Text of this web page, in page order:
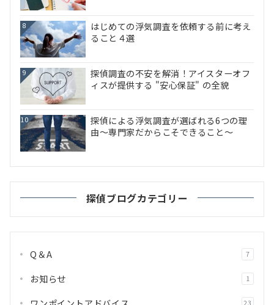
8
はじめての浮気調査を依頼する前に考え
ること４選
9
探偵調査の不安を解消！アイスターオフ
ィスが提供する "安心保証" の全貌
10
探偵による浮気調査が選ばれる6つの理
由～専門家だからこそできること～
探偵ブログカテゴリー
Q＆A 7
お知らせ 1
23